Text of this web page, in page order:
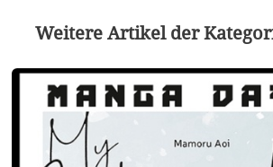
Weitere Artikel der